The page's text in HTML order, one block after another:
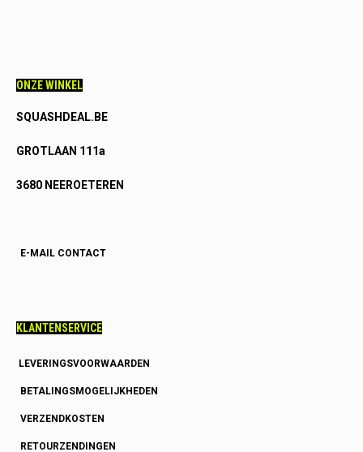
ONZE WINKEL
SQUASHDEAL.BE
GROTLAAN 111a
3680 NEEROETEREN
E-MAIL CONTACT
KLANTENSERVICE
LEVERINGSVOORWAARDEN
BETALINGSMOGELIJKHEDEN
VERZENDKOSTEN
RETOURZENDINGEN